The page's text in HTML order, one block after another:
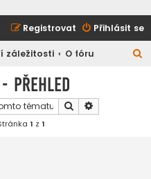
Přihlásit se
Registrovat
záležitosti O fóru
přehled
Hledat
1 z 1